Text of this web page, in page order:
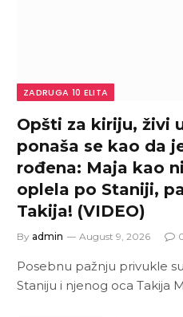
ZADRUGA 10 ELITA
Opšti za kiriju, živi
ponaša se kao da
rođena: Maja kao
oplela po Staniji,
Takija! (VIDEO)
By admin August 9, 2026
Posebnu pažnju privukle
Staniju i njenog oca Takija